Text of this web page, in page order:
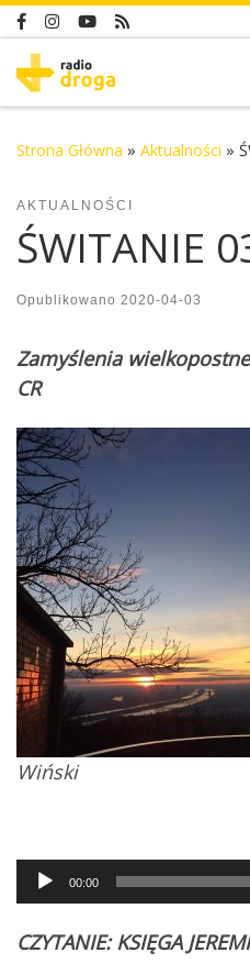
Skip to content
Strona Główna » Aktualności »
AKTUALNOŚCI
ŚWITANIE
Opublikowano 2020-04-03
Zamyślenia
CR
Wiński
Audio
Player
00:00
CZYTANIE: KSIĘGA